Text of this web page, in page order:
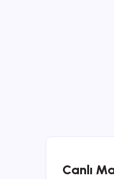
Canlı